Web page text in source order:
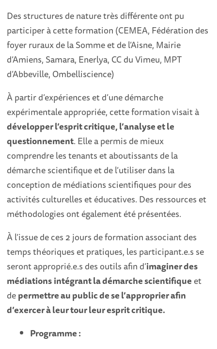
Des structures de nature très différente ont pu
participer à cette formation (CEMEA, Fédération des
foyer ruraux de la Somme et de l’Aisne, Mairie
d’Amiens, Samara, Enerlya, CC du Vimeu, MPT
d’Abbeville, Ombelliscience)
À partir d’expériences et d’une démarche
expérimentale appropriée, cette formation visait à
développer l’esprit critique, l’analyse et le
questionnement. Elle a permis de mieux
comprendre les tenants et aboutissants de la
démarche scientifique et de l’utiliser dans la
conception de médiations scientifiques pour des
activités culturelles et éducatives. Des ressources et
méthodologies ont également été présentées.
À l’issue de ces 2 jours de formation associant des
temps théoriques et pratiques, les participant.e.s se
seront approprié.e.s des outils afin d’imaginer des
médiationsintégrant la démarche scientifique et
depermettre au public de se l’approprier afin
d’exercer à leur tour leur esprit critique.
Programme :